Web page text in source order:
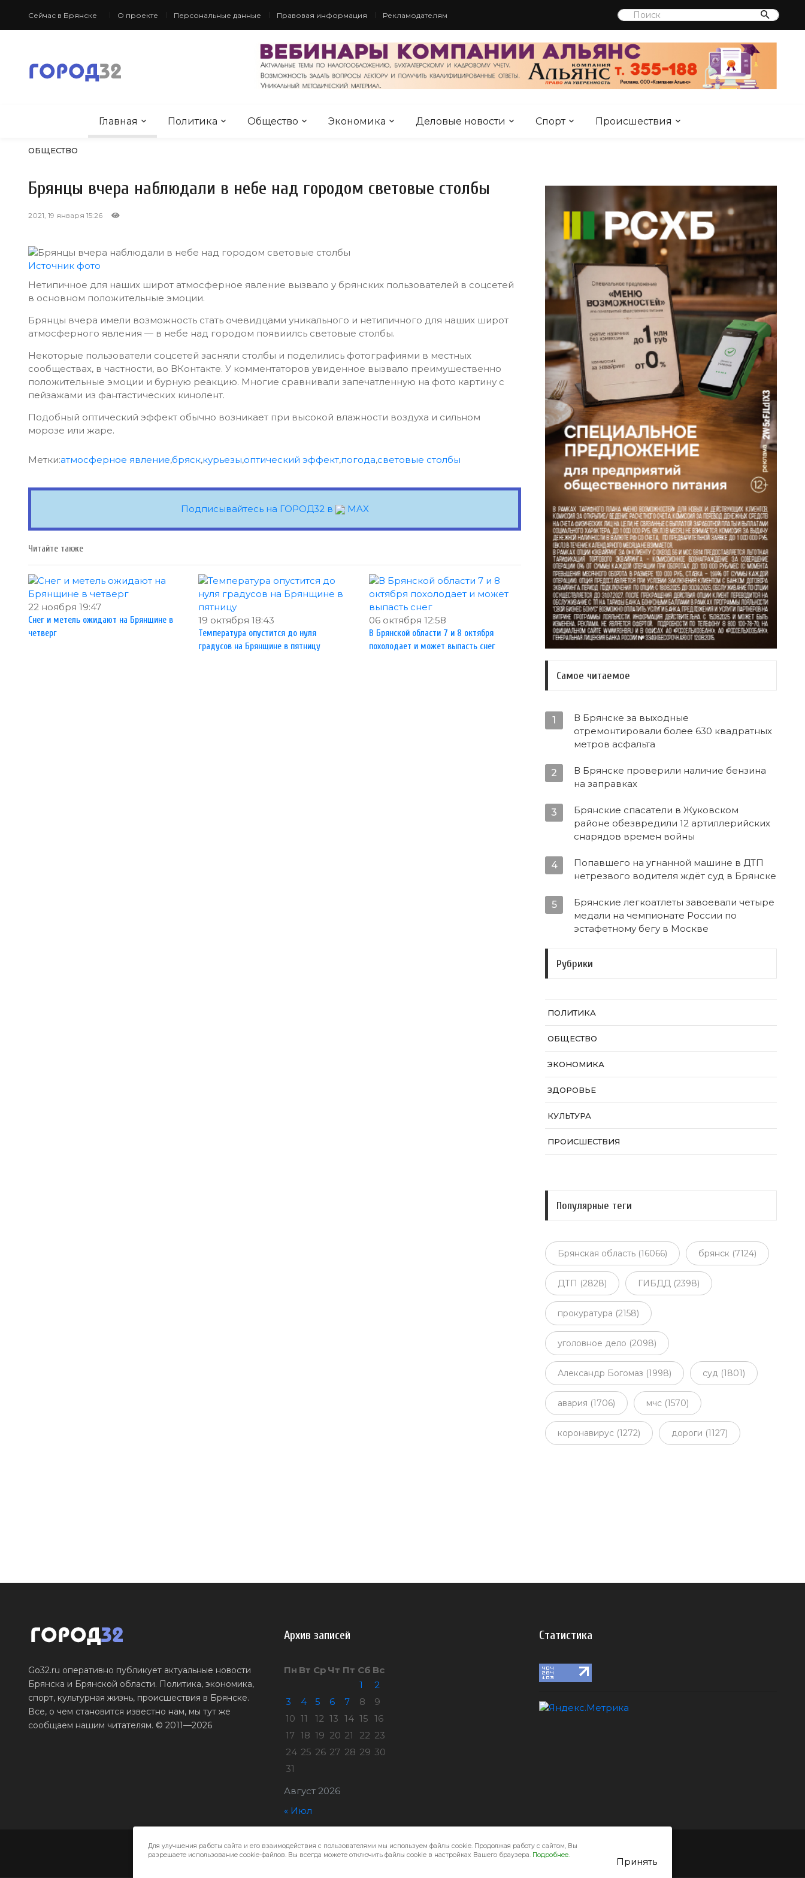
Сейчас в Брянске О проекте Персональные данные Правовая информация Рекламодателям
Главная Политика Общество Экономика Деловые новости Спорт Происшествия
ОБЩЕСТВО
Брянцы вчера наблюдали в небе над городом световые столбы
2021, 19 января 15:26
Источник фото
Нетипичное для наших широт атмосферное явление вызвало у брянских пользователей в соцсетей
в основном положительные эмоции.
Брянцы вчера имели возможность стать очевидцами уникального и нетипичного для наших широт
атмосферного явления — в небе над городом появиилсь световые столбы.
Некоторые пользователи соцсетей засняли столбы и поделились фотографиями в местных
сообществах, в частности, во ВКонтакте. У комментаторов увиденное вызвало преимушественно
положительные эмоции и бурную реакцию. Многие сравнивали запечатленную на фото картину с
пейзажами из фантастических кинолент.
Подобный оптический эффект обычно возникает при высокой влажности воздуха и сильном
морозе или жаре.
Метки:атмосферное явление,бряск,курьезы,оптический эффект,погода,световые столбы
Подписывайтесь на ГОРОД32 в MAX
Читайте также
22 ноября 19:47
Снег и метель ожидают на Брянщине в
четверг
19 октября 18:43
Температура опустится до нуля
градусов на Брянщине в пятницу
06 октября 12:58
В Брянской области 7 и 8 октября
похолодает и может выпасть снег
Самое читаемое
1
В Брянске за выходные
отремонтировали более 630 квадратных
метров асфальта
2
В Брянске проверили наличие бензина
на заправках
3
Брянские спасатели в Жуковском
районе обезвредили 12 артиллерийских
снарядов времен войны
4
Попавшего на угнанной машине в ДТП
нетрезвого водителя ждёт суд в Брянске
5
Брянские легкоатлеты завоевали четыре
медали на чемпионате России по
эстафетному бегу в Москве
Рубрики
ПОЛИТИКА
ОБЩЕСТВО
ЭКОНОМИКА
ЗДОРОВЬЕ
КУЛЬТУРА
ПРОИСШЕСТВИЯ
Популярные теги
Брянская область (16066) брянск (7124)
ДТП (2828) ГИБДД (2398)
прокуратура (2158)
уголовное дело (2098)
Александр Богомаз (1998) суд (1801)
авария (1706) мчс (1570)
коронавирус (1272) дороги (1127)
Go32.ru оперативно публикует актуальные новости
Брянска и Брянской области. Политика, экономика,
спорт, культурная жизнь, происшествия в Брянске.
Все, о чем становится известно нам, мы тут же
сообщаем нашим читателям. © 2011—2026
Архив записей
Август 2026
Пн Вт Ср Чт Пт Сб Вс
1
2
3
4 5 6 7 8
9
10 11 12 13 14 15 16
17 18 19 20 21 22 23
24 25 26 27 28 29 30
31
« Июл
Статистика
Город32 © 2026
Для улучшения работы сайта и его взаимодействия с пользователями мы используем файлы cookie. Продолжая работу с сайтом, Вы
разрешаете использование cookie-файлов. Вы всегда можете отключить файлы cookie в настройках Вашего браузера. Подробнее.
Принять